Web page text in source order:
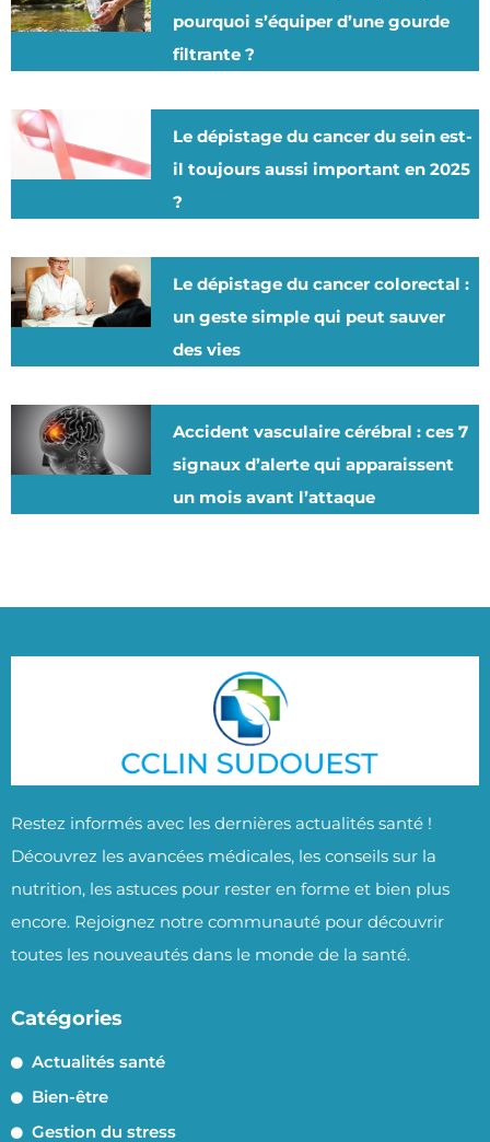
pourquoi s’équiper d’une gourde
filtrante ?
Le dépistage du cancer du sein est-
il toujours aussi important en 2025
?
Le dépistage du cancer colorectal :
un geste simple qui peut sauver
des vies
Accident vasculaire cérébral : ces 7
signaux d’alerte qui apparaissent
un mois avant l’attaque
Restez informés avec les dernières actualités santé !
Découvrez les avancées médicales, les conseils sur la
nutrition, les astuces pour rester en forme et bien plus
encore. Rejoignez notre communauté pour découvrir
toutes les nouveautés dans le monde de la santé.
Catégories
Actualités santé
Bien-être
Gestion du stress